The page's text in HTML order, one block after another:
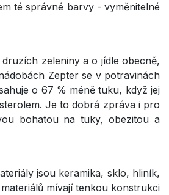
té správné barvy - vyměnitelné
zeleniny a o jídle obecně,
Zepter se v potravinách
o 67 % méně tuku, když jej
Je to dobrá zpráva i pro
bohatou na tuky, obezitou a
jsou keramika, sklo, hliník,
mívají tenkou konstrukci